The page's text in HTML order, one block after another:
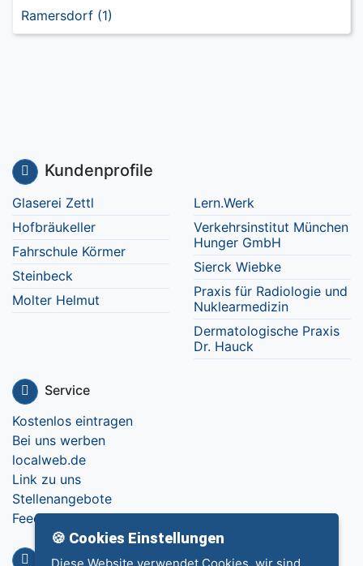
Ramersdorf (1)
Kundenprofile
Glaserei Zettl
Hofbräukeller
Fahrschule Körmer
Steinbeck
Molter Helmut
Lern.Werk
Verkehrsinstitut München
Hunger GmbH
Sierck Wiebke
Praxis für Radiologie und
Nuklearmedizin
Dermatologische Praxis
Dr. Hauck
Service
Kostenlos eintragen
Bei uns werben
localweb.de
Link zu uns
Stellenangebote
Feedback
Info
🍪 Cookies Einstellungen